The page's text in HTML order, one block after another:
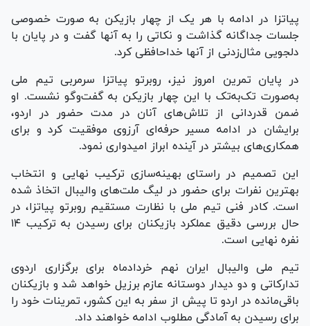
پیاتزا در ادامه با هر یک از چهار بازیکن به صورت خصوصی
جلسات جداگانه گذاشت و نکاتی را به آنها گفت و در پایان با
دلجویی مثال‌زدنی از آنها خداحافظی کرد.
در پایان تمرین امروز نیز، روبرتو پیاتزا سرمربی تیم ملی
به‌صورت تک‌به‌تک با این چهار بازیکن به گفت‌و‌گو نشست. او
ضمن قدردانی از تلاش‌های آنان در مدت حضور در اردو،
برایشان در ادامه مسیر حرفه‌ای آرزوی موفقیت کرد و برای
همکاری‌های بیشتر در آینده ابراز امیدواری نمود.
این تصمیم در راستای بهینه‌سازی ترکیب نهایی و انتخاب
بهترین نفرات برای حضور در لیگ ملت‌های والیبال اتخاذ شده
است. کادر فنی تیم ملی با نظارت مستقیم روبرتو پیاتزا، در
حال بررسی دقیق عملکرد بازیکنان برای رسیدن به ترکیب ۱۴
نفره نهایی است.
تیم ملی والیبال ایران نهم خردادماه برای برگزاری اردوی
تدارکاتی و دو دیدار دوستانه عازم برزیل خواهد شد و بازیکنان
باقی‌مانده در اردو تا پیش از سفر به این کشور، تمرینات خود را
برای رسیدن به آمادگی مطلوب ادامه خواهند داد.